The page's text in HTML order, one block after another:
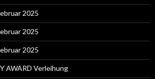
2025
2025
2025
AWARD Verleihung